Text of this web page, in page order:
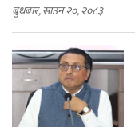
बुधबार, साउन २०, २०८३